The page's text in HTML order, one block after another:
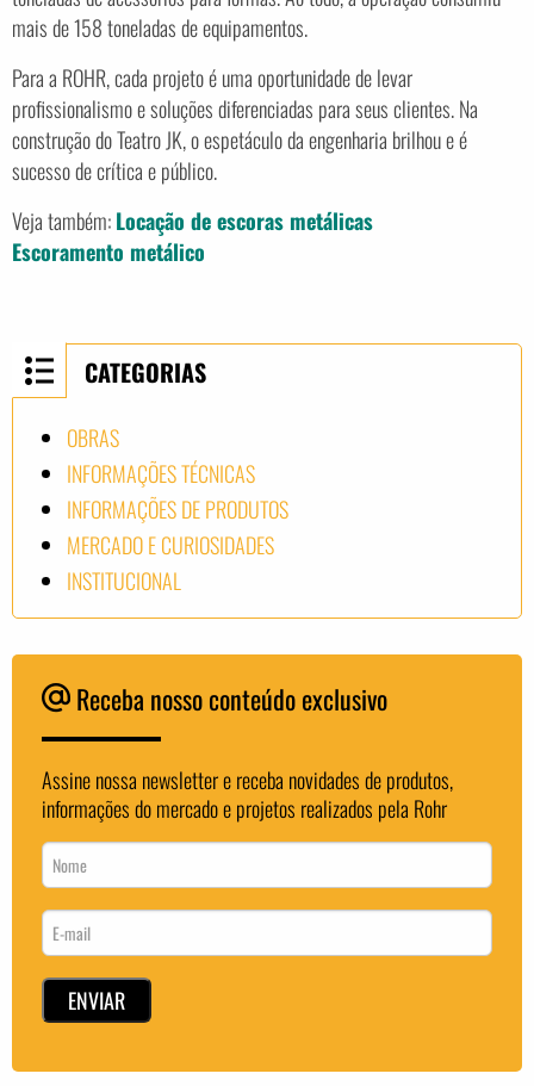
mais de 158 toneladas de equipamentos.
Para a ROHR, cada projeto é uma oportunidade de levar
profissionalismo e soluções diferenciadas para seus clientes. Na
construção do Teatro JK, o espetáculo da engenharia brilhou e é
sucesso de crítica e público.
Veja também:Locação de escoras metálicas
Escoramento metálico
CATEGORIAS
OBRAS
INFORMAÇÕES TÉCNICAS
INFORMAÇÕES DE PRODUTOS
MERCADO E CURIOSIDADES
INSTITUCIONAL
Receba nosso conteúdo exclusivo
Assine nossa newsletter e receba novidades de produtos,
informações do mercado e projetos realizados pela Rohr